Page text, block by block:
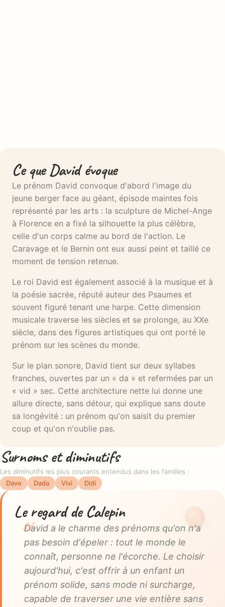
Ce que David évoque
Le prénom David convoque d'abord l'image du
jeune berger face au géant, épisode maintes fois
représenté par les arts : la sculpture de Michel-Ange
à Florence en a fixé la silhouette la plus célèbre,
celle d'un corps calme au bord de l'action. Le
Caravage et le Bernin ont eux aussi peint et taillé ce
moment de tension retenue.
Le roi David est également associé à la musique et à
la poésie sacrée, réputé auteur des Psaumes et
souvent figuré tenant une harpe. Cette dimension
musicale traverse les siècles et se prolonge, au XXe
siècle, dans des figures artistiques qui ont porté le
prénom sur les scènes du monde.
Sur le plan sonore, David tient sur deux syllabes
franches, ouvertes par un « da » et refermées par un
« vid » sec. Cette architecture nette lui donne une
allure directe, sans détour, qui explique sans doute
sa longévité : un prénom qu'on saisit du premier
coup et qu'on n'oublie pas.
Surnoms et diminutifs
Les diminutifs les plus courants entendus dans les familles :
Dave
Dada Vivi Didi
Le regard de Calepin
David a le charme des prénoms qu'on n'a
pas besoin d'épeler : tout le monde le
connaît, personne ne l'écorche. Le choisir
aujourd'hui, c'est offrir à un enfant un
prénom solide, sans mode ni surcharge,
capable de traverser une vie entière sans